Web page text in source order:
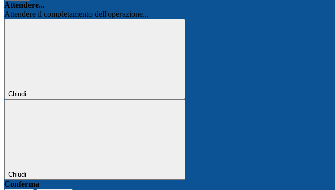
Attendere...
Attendere il completamento dell'operazione...
Chiudi
Chiudi
Conferma